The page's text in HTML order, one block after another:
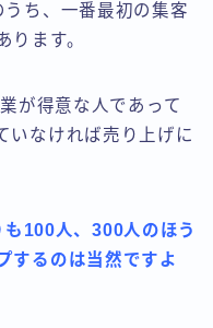
ち、一番最初の集客
ります。
が得意な人であって
いなければ売り上げに
100人、300人のほう
するのは当然ですよ